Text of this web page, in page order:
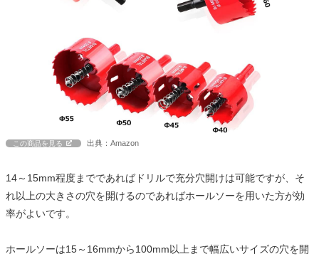
この商品を見る 出典：Amazon
14～15mm程度までであればドリルで充分穴開けは可能ですが、そ
れ以上の大きさの穴を開けるのであればホールソーを用いた方が効
率がよいです。
ホールソーは15～16mmから100mm以上まで幅広いサイズの穴を開